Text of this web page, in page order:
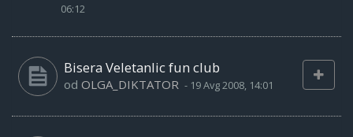
06:12
Bisera Veletanlic fun club
od OLGA_DIKTATOR - 19 Avg 2008, 14:01